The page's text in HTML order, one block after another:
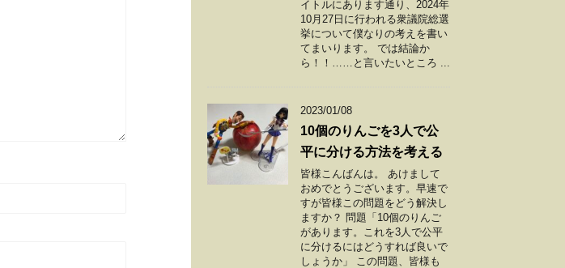
イトルにあります通り、2024年
10月27日に行われる衆議院総選
挙について僕なりの考えを書い
てまいります。 では結論か
ら！！……と言いたいところ ...
2023/01/08
10個のりんごを3人で公
平に分ける方法を考える
皆様こんばんは。 あけまして
おめでとうございます。早速で
すが皆様この問題をどう解決し
ますか？ 問題「10個のりんご
があります。これを3人で公平
に分けるにはどうすれば良いで
しょうか」 この問題、皆様も